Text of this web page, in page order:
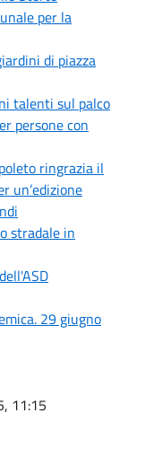
per la
di piazza
talenti sul palco
persone con
ringrazia il
un’edizione
stradale in
29 giugno
11:15